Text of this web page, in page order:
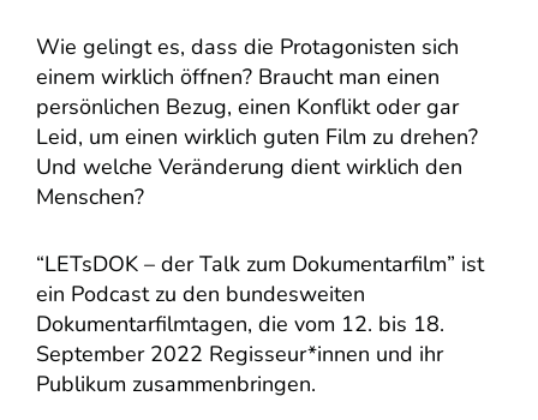
Wie gelingt es, dass die Protagonisten sich
einem wirklich öffnen? Braucht man einen
persönlichen Bezug, einen Konflikt oder gar
Leid, um einen wirklich guten Film zu drehen?
Und welche Veränderung dient wirklich den
Menschen?
“LETsDOK – der Talk zum Dokumentarfilm” ist
ein Podcast zu den bundesweiten
Dokumentarfilmtagen, die vom 12. bis 18.
September 2022 Regisseur*innen und ihr
Publikum zusammenbringen.